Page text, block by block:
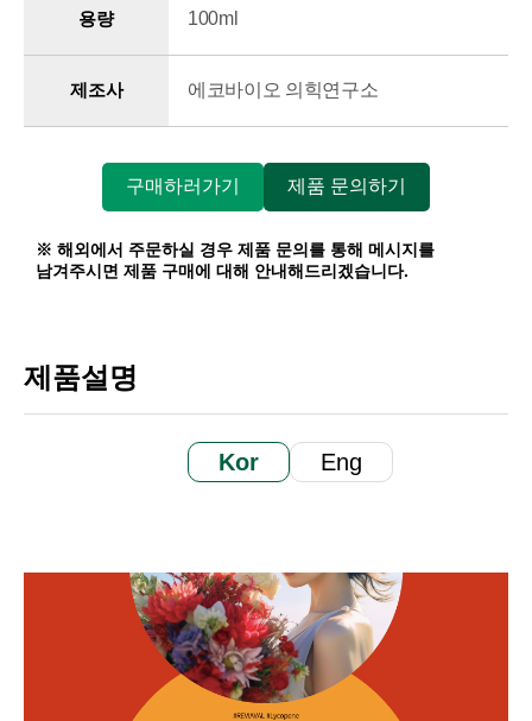
용량 100ml
제조사 에코바이오 의힉연구소
구매하러가기 제품 문의하기
※ 해외에서 주문하실 경우 제품 문의를 통해 메시지를
남겨주시면 제품 구매에 대해 안내해드리겠습니다.
제품설명
Kor Eng